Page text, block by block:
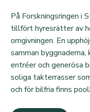
På Forskningsringen i
tillfört hyresrätter av
omgivningen. En
samman
entréer och generösa
soliga takterrasser
och för bilfria finns